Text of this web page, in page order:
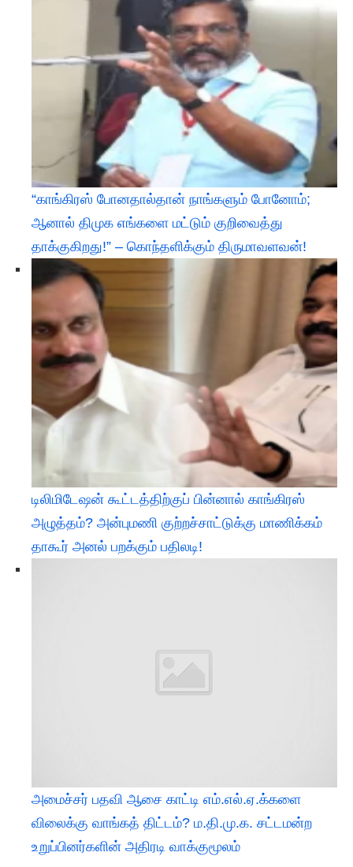
“காங்கிரஸ் போனதால்தான் நாங்களும் போனோம்;
ஆனால் திமுக எங்களை மட்டும் குறிவைத்து
தாக்குகிறது!” – கொந்தளிக்கும் திருமாவளவன்!
டிலிமிடேஷன் கூட்டத்திற்குப் பின்னால் காங்கிரஸ்
அழுத்தம்? அன்புமணி குற்றச்சாட்டுக்கு மாணிக்கம்
தாகூர் அனல் பறக்கும் பதிலடி!
அமைச்சர் பதவி ஆசை காட்டி எம்.எல்.ஏ.க்களை
விலைக்கு வாங்கத் திட்டம்? ம.தி.மு.க. சட்டமன்ற
உறுப்பினர்களின் அதிரடி வாக்குமூலம்